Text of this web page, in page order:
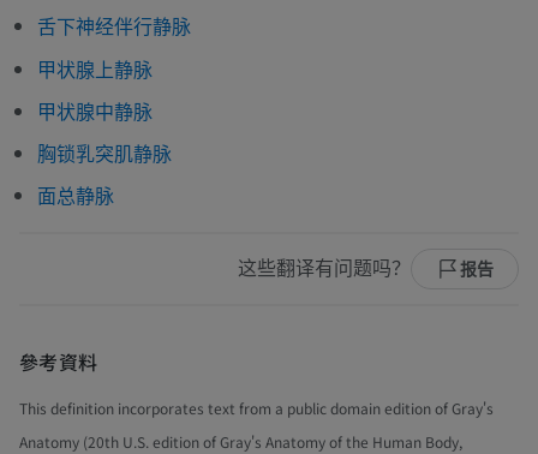
舌下神经伴行静脉
甲状腺上静脉
甲状腺中静脉
胸锁乳突肌静脉
面总静脉
这些翻译有问题吗？ 报告
參考資料
This definition incorporates text from a public domain edition of Gray's
Anatomy (20th U.S. edition of Gray's Anatomy of the Human Body,